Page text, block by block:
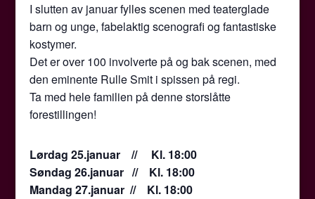
I slutten av januar fylles scenen med teaterglade
barn og unge, fabelaktig scenografi og fantastiske
kostymer.
Det er over 100 involverte på og bak scenen, med
den eminente Rulle Smit i spissen på regi.
Ta med hele familien på denne storslåtte
forestillingen!
Lørdag 25.januar // Kl. 18:00
Søndag 26.januar // Kl. 18:00
Mandag 27.januar // Kl. 18:00